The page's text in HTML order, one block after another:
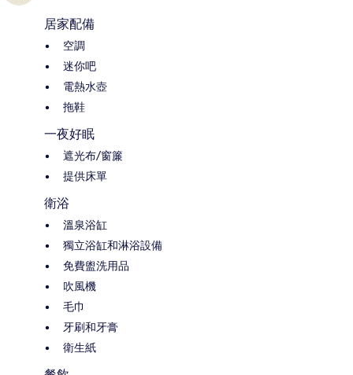
居家配備
空調
迷你吧
電熱水壺
拖鞋
一夜好眠
遮光布/窗簾
提供床單
衛浴
溫泉浴缸
獨立浴缸和淋浴設備
免費盥洗用品
吹風機
毛巾
牙刷和牙膏
衛生紙